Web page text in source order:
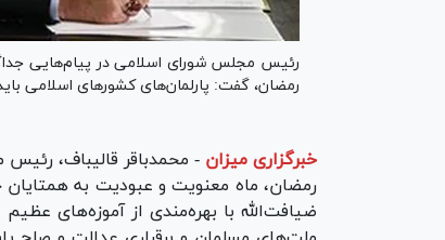
رئیس مجلس شورای اسلامی در پیام‌هایی
رمضان، گفت: پارلمان‌های کشور‌های اسلامی
خبرگزاری میزان - محمدباقر قالیباف،
رمضان، ماه معنویت و عبودیت به همتایان
ضیافت‌الله با بهره‌مندی از آموزه‌های